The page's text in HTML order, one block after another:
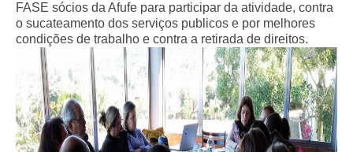
FASE sócios da Afufe para participar da atividade, contra
o sucateamento dos serviços publicos e por melhores
condições de trabalho e contra a retirada de direitos.